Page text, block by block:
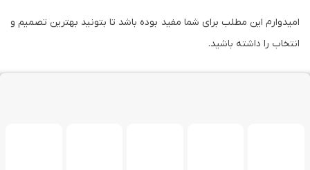
امیدوارم این مطلب برای شما مفید بوده باشد تا بتونید بهترین تصمیم و
انتخاب را داشته باشید.